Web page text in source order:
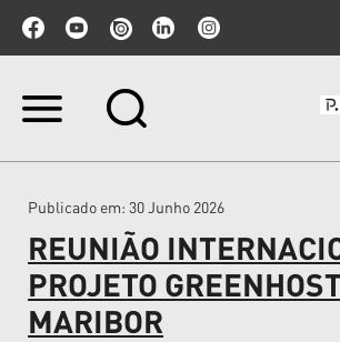
Ir
Ir
navegação
Publicado em: 30 Junho 2026
REUNIÃO
PROJETO
MARIBOR